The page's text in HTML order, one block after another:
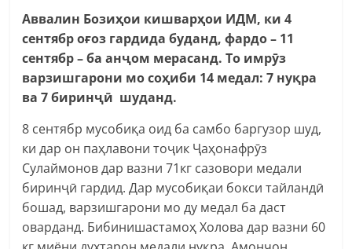
Аввалин Бозиҳои кишварҳои ИДМ, ки 4
сентябр оғоз гардида буданд, фардо – 11
сентябр – ба анҷом мерасанд. То имрӯз
варзишгарони мо соҳиби 14 медал: 7 нуқра
ва 7 биринҷӣ шуданд.
8 сентябр мусобиқа оид ба самбо баргузор шуд,
ки дар он паҳлавони тоҷик Ҷаҳонафрӯз
Сулаймонов дар вазни 71кг сазовори медали
биринҷӣ гардид. Дар мусобиқаи бокси тайландӣ
бошад, варзишгарони мо ду медал ба даст
оварданд. Бибинишастамоҳ Холова дар вазни 60